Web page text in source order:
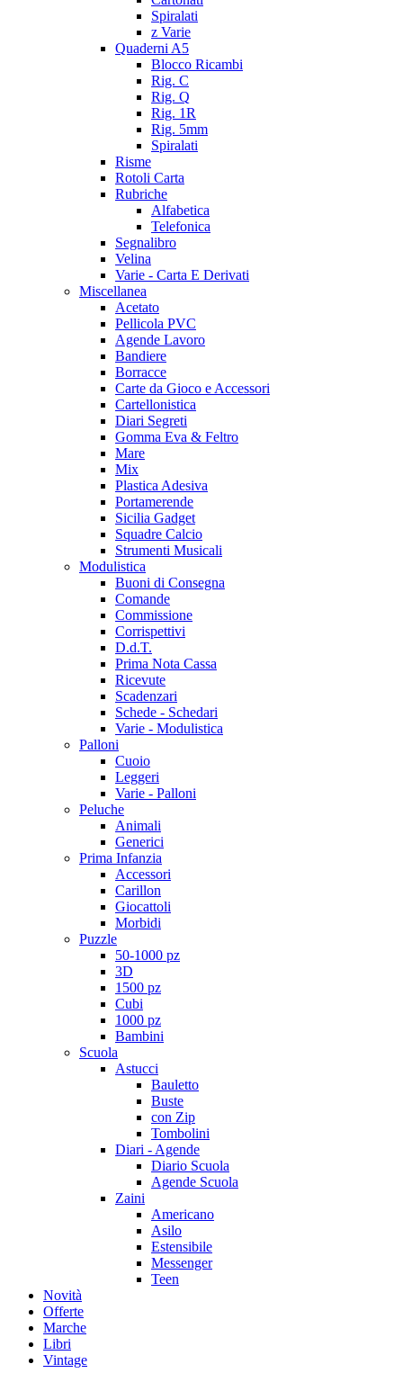
Spiralati
z Varie
Quaderni A5
Blocco Ricambi
Rig. C
Rig. Q
Rig. 1R
Rig. 5mm
Spiralati
Risme
Rotoli Carta
Rubriche
Alfabetica
Telefonica
Segnalibro
Velina
Varie - Carta E Derivati
Miscellanea
Acetato
Pellicola PVC
Agende Lavoro
Bandiere
Borracce
Carte da Gioco e Accessori
Cartellonistica
Diari Segreti
Gomma Eva & Feltro
Mare
Mix
Plastica Adesiva
Portamerende
Sicilia Gadget
Squadre Calcio
Strumenti Musicali
Modulistica
Buoni di Consegna
Comande
Commissione
Corrispettivi
D.d.T.
Prima Nota Cassa
Ricevute
Scadenzari
Schede - Schedari
Varie - Modulistica
Palloni
Cuoio
Leggeri
Varie - Palloni
Peluche
Animali
Generici
Prima Infanzia
Accessori
Carillon
Giocattoli
Morbidi
Puzzle
50-1000 pz
3D
1500 pz
Cubi
1000 pz
Bambini
Scuola
Astucci
Bauletto
Buste
con Zip
Tombolini
Diari - Agende
Diario Scuola
Agende Scuola
Zaini
Americano
Asilo
Estensibile
Messenger
Teen
Novità
Offerte
Marche
Libri
Vintage